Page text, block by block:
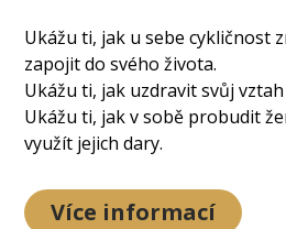
Ukážu ti, jak u sebe cykličnost
zapojit do svého života.
Ukážu ti, jak uzdravit svůj
Ukážu ti, jak v sobě probudit
využít jejich dary.
Více informací